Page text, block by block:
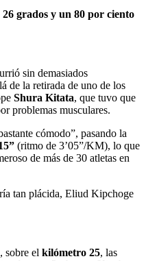
26 grados y un 80 por ciento
sin demasiados
de la retirada de uno de los
Shura Kitata, que tuvo que
problemas musculares.
cómodo”, pasando la
(ritmo de 3’05”/KM), lo que
de más de 30 atletas en
tan plácida, Eliud Kipchoge
sobre el kilómetro 25, las